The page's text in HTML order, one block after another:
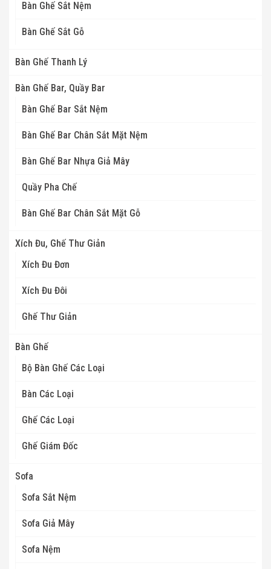
Bàn Ghế Sắt Nệm
Bàn Ghế Sắt Gỗ
Bàn Ghế Thanh Lý
Bàn Ghế Bar, Quầy Bar
Bàn Ghế Bar Sắt Nệm
Bàn Ghế Bar Chân Sắt Mặt Nệm
Bàn Ghế Bar Nhựa Giả Mây
Quầy Pha Chế
Bàn Ghế Bar Chân Sắt Mặt Gỗ
Xích Đu, Ghế Thư Giản
Xích Đu Đơn
Xích Đu Đôi
Ghế Thư Giản
Bàn Ghế
Bộ Bàn Ghế Các Loại
Bàn Các Loại
Ghế Các Loại
Ghế Giám Đốc
Sofa
Sofa Sắt Nệm
Sofa Giả Mây
Sofa Nệm